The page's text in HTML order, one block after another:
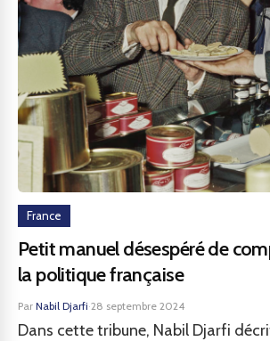
France
Petit manuel désespéré de
la politique française
Par Nabil Djarfi·28 septembre 2024
Dans cette tribune, Nabil Djarfi